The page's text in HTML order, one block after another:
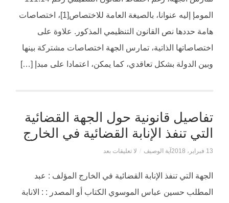
المومإ إليه عنوانا، بالصيغة العامة للاختصاص[1]، اختصاصات
هامة حددها نص القانون التنظيمي المذكور. علاوة على
اختصاصاتها الذاتية، تمارس الجهة اختصاصات مشتركة بينها
وبين الدولة بشكل تعاقدي، كما يمكن، اعتمادا على مبدإ […]
تفاصيل قانونية حول الجهة القضائية
التي تنفذ الإنابة القضائية في الخارج
13 فبراير، 2018 آية الوصيف / لا تعليقات بعد
الجهة التي تنفذ الإنابة القضائية في الخارج المؤلف : عبد
المطلب حسين عباس الموسوي الكتاب أو المصدر : : الانابة